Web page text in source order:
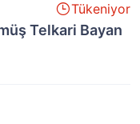
Tükeniyor
Telkari Bayan